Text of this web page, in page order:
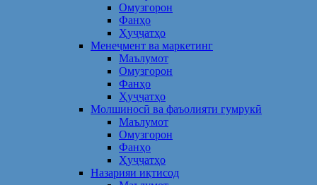
Омузгорон
Фанҳо
Ҳуҷҷатҳо
Менеҷмент ва маркетинг
Маълумот
Омузгорон
Фанҳо
Ҳуҷҷатҳо
Молшиносӣ ва фаъолияти гумрукӣ
Маълумот
Омузгорон
Фанҳо
Ҳуҷҷатҳо
Назарияи иқтисод